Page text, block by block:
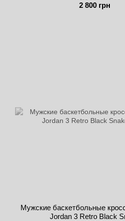
2 800 грн
Мужские баскетбольные
Jordan 3 Retro Black